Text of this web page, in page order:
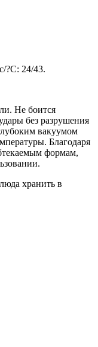
?С: 24/43.
Не боится
без разрушения
вакуумом
Благодаря
формам,
хранить в